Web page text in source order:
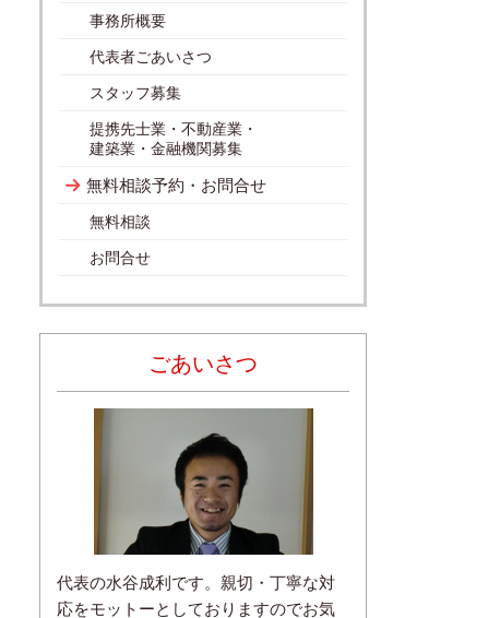
事務所概要
代表者ごあいさつ
スタッフ募集
提携先士業・不動産業・
建築業・金融機関募集
無料相談予約・お問合せ
無料相談
お問合せ
ごあいさつ
代表の水谷成利です。親切・丁寧な対
応をモットーとしておりますのでお気